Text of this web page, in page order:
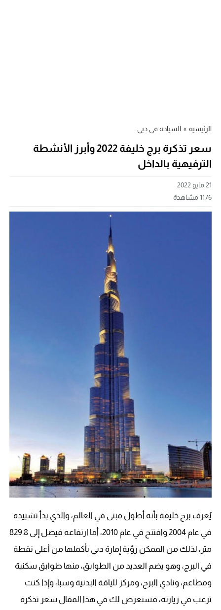
الرئيسية » السياحة في دبي
سعر تذكرة برج خليفة 2022 وأبرز الأنشطة
الترفيهية بالداخل
21 مايو 2022
1176مشاهدة
يُعرف برج خليفة بأنه أطول مبنى في العالم، والذي بدأ تشييده
في عام 2004 وافتتح في عام 2010، أما ارتفاعه فيصل إلى 829.8
متر، لذلك من الممكن رؤية إمارة دبي بأكملها من أعلى نقطة
في البرج، وهو يضم العديد من الطوابق، منها طوابق سكنية
ومطاعم، ونادي البرج، ومركز للياقة البدنية وسبا، وإذا كنت
ترغب في زيارته، فسنعرض لك في هذا المقال سعر تذكرة